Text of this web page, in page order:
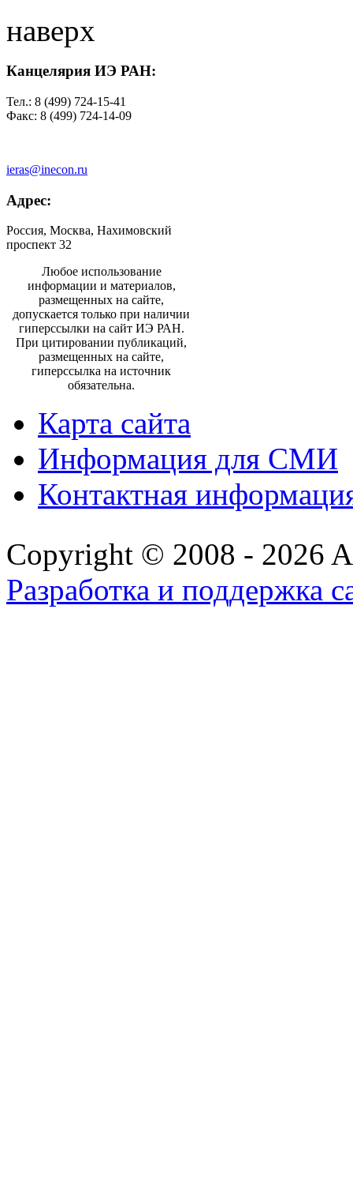
наверх
Канцелярия ИЭ РАН:
Тел.: 8 (499) 724-15-41
Факс: 8 (499) 724-14-09
ieras@inecon.ru
Адрес:
Россия, Москва, Нахимовский
проспект 32
Любое использование
информации и материалов,
размещенных на сайте,
допускается только при наличии
гиперссылки на сайт ИЭ РАН.
При цитировании публикаций,
размещенных на сайте,
гиперссылка на источник
обязательна.
Карта сайта
Информация для СМИ
Контактная
Copyright © 2008 - 2026
Разработка и поддержка